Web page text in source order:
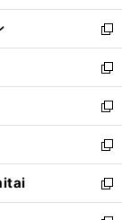
開
く
ウ
で
開
く
ン
ド
ウ
で
開
く
ウ
ィ
ン
ド
ウ
で
開
く
新
し
い
ウ
ィ
ン
ド
ウ
で
開
新
し
い
ウ
ィ
ン
ド
ウ
新
し
い
ウ
ィ
ン
新
し
い
ウ
新
し